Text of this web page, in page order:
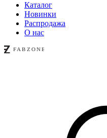
Каталог
Новинки
Распродажа
О нас